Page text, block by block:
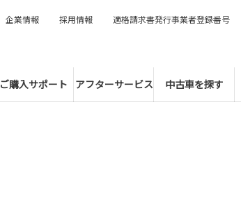
ご購入サポート アフターサービス 中古車を探す
企業情報 採用情報 適格請求書発行事業者登録番号